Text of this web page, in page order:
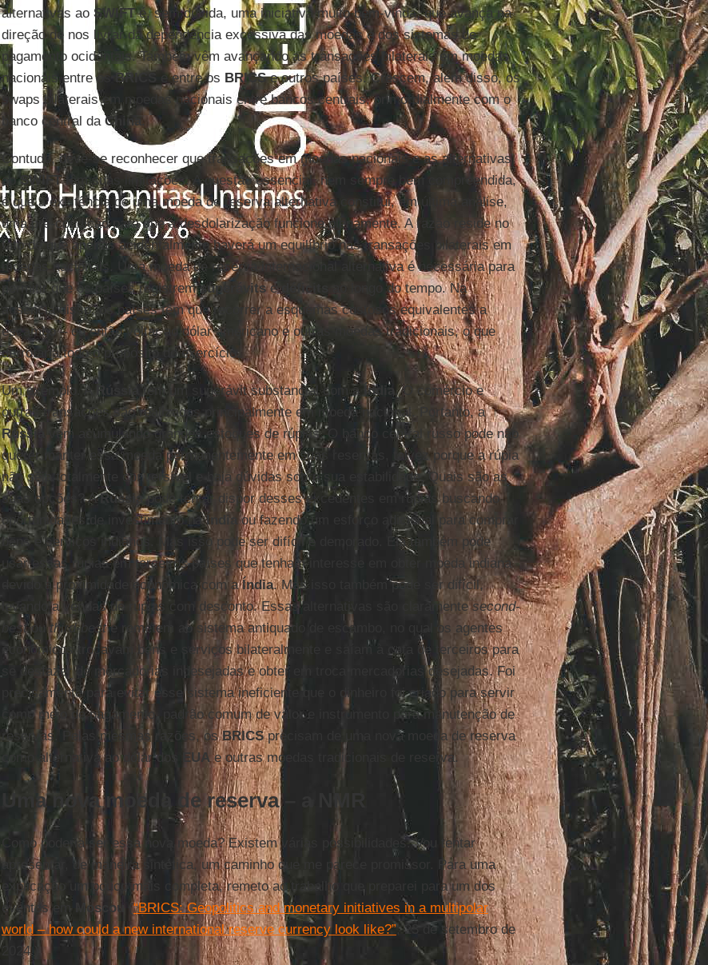
alternativas ao SWIFTé, sem dúvida, uma iniciativa muito bem-vinda, que avança na
direção de nos livrar da dependência excessiva das moedas e dos sistemas de
pagamento ocidentais. Também vêm avançando as transações bilaterais em moedas
nacionais entre os
BRICS e entre os BRICSe outros países. Crescem, além disso, os
swaps bilaterais em moedas nacionais entre bancos centrais, primordialmente com o
banco central da China .
Contudo, deve-se reconhecer que transações em moedas nacionais e as alternativas
aoSWIFTtêm suas limitações. A questão essencial, nem sempre bem compreendida,
é que a existência de uma moeda de reserva alternativa constitui, em última análise,
uma pré-condição para que a desdolarização funcione plenamente. A razão reside no
fato de que apenas acidentalmente haverá um equilíbrio nas transações bilaterais em
moedas nacionais. Uma moeda de reserva internacional alternativa é necessária para
permitir que os países registremsuperávitsedéficits
ao longo do tempo. Na
ausência disso, os países têm que recorrer a esquemas custosos equivalentes a
escambo – ou então voltar ao dólar americano e outras moedas tradicionais, o que
derrotaria todo o propósito do exercício.
Um exemplo. A Rússia tem um superávit substancial com a Índia . O comércio e
outras transações são realizados principalmente em moeda nacional. Portanto, a
Rússia
vem acumulando grandes estoques de rúpias. O banco central russo pode não
querer manter essa moeda permanentemente em suas reservas, talvez porque a rúpia
não seja totalmente conversível e haja dúvidas sobre sua estabilidade. Quais são as
suas opções? ARússia pode tentar dispor desses excedentes em rúpias buscando
oportunidades de investimento naÍndia ou fazendo um esforço adicional para comprar
bens e serviços indianos. Mas isso pode ser difícil e demorado. Ela também pode
usar essas rúpias em terceiros países que tenham interesse em obter moeda indiana
devido a proximidade econômica com aÍndia. Mas isso também pode ser difícil,
levando a vendas de rúpias com desconto. Essas alternativas são claramentesecond-
bestouthird-beste remetem ao sistema antiquado de escambo, no qual os agentes
econômicos trocavam bens e serviços bilateralmente e saíam à cata de terceiros para
se desfazer de mercadorias indesejadas e obter em troca mercadorias desejadas. Foi
precisamente para evitar esse sistema ineficiente que o dinheiro foi criado para servir
como meio de pagamento, padrão comum de valor e instrumento para manutenção de
reservas. Pelas mesmas razões, osBRICSprecisam de uma nova moeda de reserva
como alternativa ao dólar dos
EUAe outras moedas tradicionais de reserva.
Uma nova moeda de reserva – a NMR
Como poderia ser essa nova moeda? Existem várias possibilidades. Vou tentar
apresentar, de maneira sintética, um caminho que me parece promissor. Para uma
explicação um pouco mais completa, remeto ao trabalho que preparei para um dos
eventos em
Moscou (“BRICS: Geopolitics and monetary initiatives in a multipolar
world – how could a new international reserve currency look like?”, 23 de setembro de
2024.)